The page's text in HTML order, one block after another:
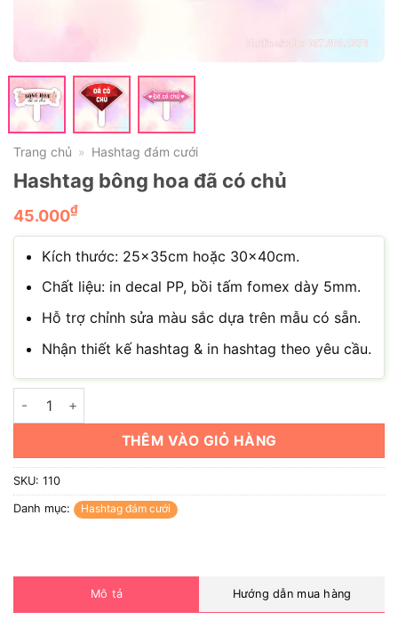
Trang chủ » Hashtag đám cưới
Hashtag bông hoa đã có chủ
45.000₫
Kích thước: 25x35cm hoặc 30x40cm.
Chất liệu: in decal PP, bồi tấm fomex dày 5mm.
Hỗ trợ chỉnh sửa màu sắc dựa trên mẫu có sẵn.
Nhận thiết kế hashtag & in hashtag theo yêu cầu.
Hashtag bông hoa đã có chủ số lượng
THÊM VÀO GIỎ HÀNG
SKU: 110
Danh mục: Hashtag đám cưới
Mô tả Hướng dẫn mua hàng